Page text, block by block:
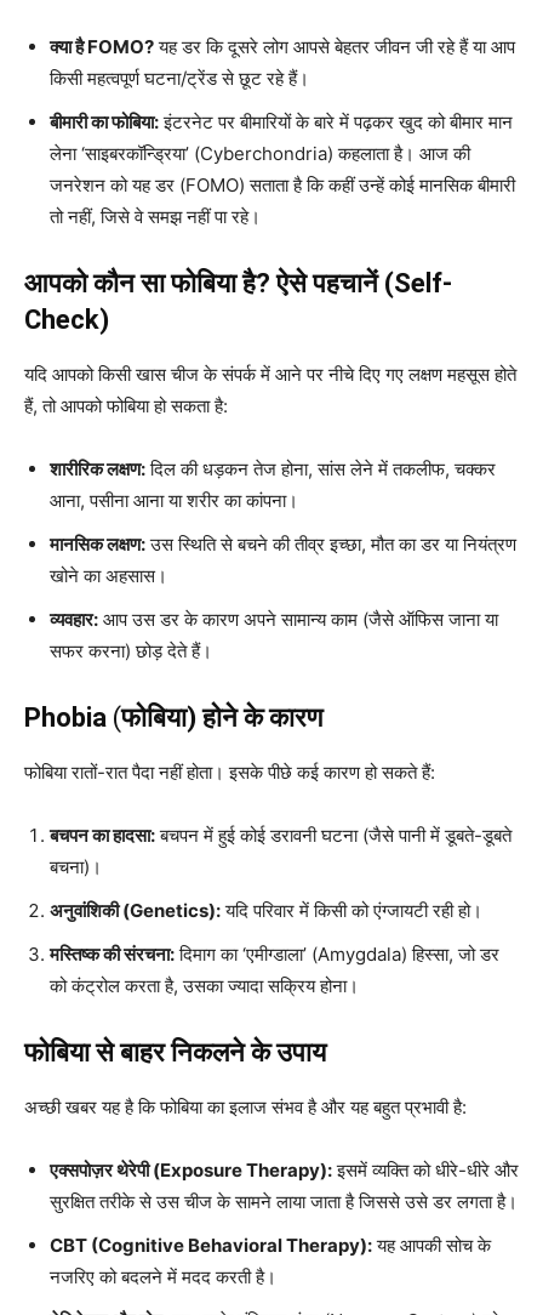
क्या है FOMO?यह डर कि दूसरे लोग आपसे बेहतर जीवन जी रहे हैं या आप
किसी महत्वपूर्ण घटना/ट्रेंड से छूट रहे हैं।
बीमारी का फोबिया:इंटरनेट पर बीमारियों के बारे में पढ़कर खुद को बीमार मान
लेना ‘साइबरकॉन्ड्रिया’ (Cyberchondria) कहलाता है। आज की
जनरेशन को यह डर (FOMO) सताता है कि कहीं उन्हें कोई मानसिक बीमारी
तो नहीं, जिसे वे समझ नहीं पा रहे।
आपको कौन सा फोबिया है? ऐसे पहचानें (Self-
Check)
यदि आपको किसी खास चीज के संपर्क में आने पर नीचे दिए गए लक्षण महसूस होते
हैं, तो आपको फोबिया हो सकता है:
शारीरिक लक्षण:दिल की धड़कन तेज होना, सांस लेने में तकलीफ, चक्कर
आना, पसीना आना या शरीर का कांपना।
मानसिक लक्षण:उस स्थिति से बचने की तीव्र इच्छा, मौत का डर या नियंत्रण
खोने का अहसास।
व्यवहार: आप उस डर के कारण अपने सामान्य काम (जैसे ऑफिस जाना या
सफर करना) छोड़ देते हैं।
Phobia (फोबिया) होने के कारण
फोबिया रातों-रात पैदा नहीं होता। इसके पीछे कई कारण हो सकते हैं:
बचपन का हादसा:बचपन में हुई कोई डरावनी घटना (जैसे पानी में डूबते-डूबते
बचना)।
अनुवांशिकी (Genetics):यदि परिवार में किसी को एंग्जायटी रही हो।
मस्तिष्क की संरचना:दिमाग का ‘एमीग्डाला’ (Amygdala) हिस्सा, जो डर
को कंट्रोल करता है, उसका ज्यादा सक्रिय होना।
फोबिया से बाहर निकलने के उपाय
अच्छी खबर यह है कि फोबिया का इलाज संभव है और यह बहुत प्रभावी है:
एक्सपोज़र थेरेपी (Exposure Therapy):इसमें व्यक्ति को धीरे-धीरे और
सुरक्षित तरीके से उस चीज के सामने लाया जाता है जिससे उसे डर लगता है।
CBT (Cognitive Behavioral Therapy):यह आपकी सोच के
नजरिए को बदलने में मदद करती है।